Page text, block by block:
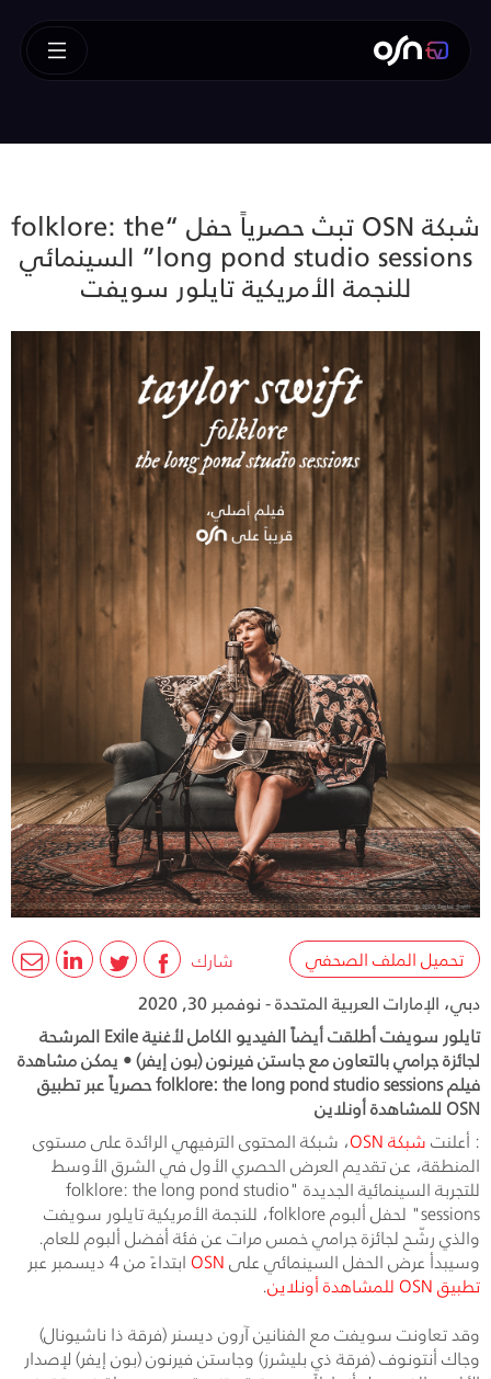
شبكة OSN تبث حصرياً حفل “folklore: the
long pond studio sessions” السينمائي
للنجمة الأمريكية تايلور سويفت
شارك
تحميل الملف الصحفي
دبي، الإمارات العربية المتحدة - نوفمبر 30, 2020
تايلور سويفت أطلقت أيضاً الفيديو الكامل لأغنية Exile المرشحة
لجائزة جرامي بالتعاون مع جاستن فيرنون (بون إيفر) • يمكن مشاهدة
فيلم folklore: the long pond studio sessions حصرياً عبر تطبيق
OSN للمشاهدة أونلاين
: أعلنتشبكةOSN، شبكة المحتوى الترفيهي الرائدة على مستوى
المنطقة، عن تقديم العرض الحصري الأول في الشرق الأوسط
للتجربة السينمائية الجديدة "folklore: the long pond studio
sessions" لحفل ألبومfolklore، للنجمة الأمريكية تايلور سويفت
والذي رشّح لجائزة جرامي خمس مرات عن فئة أفضل ألبوم للعام.
وسيبدأ عرض الحفل السينمائي علىOSNابتداءً من 4 ديسمبر عبر
تطبيقOSNللمشاهدة أونلاين.
وقد تعاونت سويفت مع الفنانين آرون ديسنر (فرقة ذا ناشيونال)
وجاك أنتونوف (فرقة ذي بليشرز) وجاستن فيرنون (بون إيفر) لإصدار